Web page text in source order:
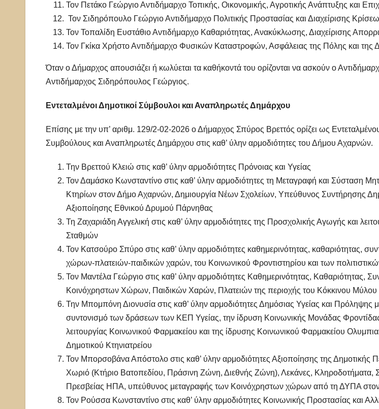
Τον Πετάκο Γεώργιο Αντιδήμαρχο Τοπικής, Οικονομικής, Αγροτικής Ανάπτυξης και
Τον Σιδηρόπουλο Γεώργιο Αντιδήμαρχο Πολιτικής Προστασίας και Διαχείρισης
Τον Τοπαλίδη Ευστάθιο Αντιδήμαρχο Καθαριότητας, Ανακύκλωσης, Διαχείρισης
Τον Γκίκα Χρήστο Αντιδήμαρχο Φυσικών Καταστροφών, Ασφάλειας της Πόλης και της
Όταν ο Δήμαρχος απουσιάζει ή κωλύεται τα καθήκοντά του ορίζονται να ασκούν ο
Αντιδήμαρχος Σιδηρόπουλος Γεώργιος.
Εντεταλμένοι Δημοτικοί Σύμβουλοι και Αναπληρωτές Δημάρχου
Επίσης με την υπ’ αριθμ. 129/2-02-2026 ο Δήμαρχος Σπύρος Βρεττός ορίζει ως
Συμβούλους και Αναπληρωτές Δημάρχου στις καθ’ ύλην αρμοδιότητες του Δήμου Αχαρνών.
Την Βρεττού Κλειώ στις καθ’ ύλην αρμοδιότητες Πρόνοιας και Υγείας
Τον Δαμάσκο Κωνσταντίνο στις καθ’ ύλην αρμοδιότητες τη Μεταγραφή και Σύσταση
Κτηρίων στον Δήμο Αχαρνών, Δημιουργία Νέων Σχολείων, Υπεύθυνος Συντήρησης
Αξιοποίησης Εθνικού Δρυμού Πάρνηθας
Τη Ζαχαριάδη Αγγελική στις καθ’ ύλην αρμοδιότητες της Προσχολικής Αγωγής και
Σταθμών
Τον Κατσούρο Σπύρο στις καθ’ ύλην αρμοδιότητες καθημερινότητας, καθαριότητας,
χώρων-πλατειών-παιδικών χαρών, του Κοινωνικού Φροντιστηρίου και των
Τον Μαντέλα Γεώργιο στις καθ’ ύλην αρμοδιότητες Καθημερινότητας, Καθαριότητας,
Κοινόχρηστων Χώρων, Παιδικών Χαρών, Πλατειών της περιοχής του Κόκκινου Μύλου
Την Μπομπόνη Διονυσία στις καθ’ ύλην αρμοδιότητες Δημόσιας Υγείας και Πρόληψης
συντονισμό των δράσεων των ΚΕΠ Υγείας, την ίδρυση Κοινωνικής Μονάδας
λειτουργίας Κοινωνικού Φαρμακείου και της ίδρυσης Κοινωνικού Φαρμακείου
Δημοτικού Κτηνιατρείου
Τον Μπορσοβάνα Απόστολο στις καθ’ ύλην αρμοδιότητες Αξιοποίησης της Δημοτικής
Χωριό (Κτήριο Βατοπεδίου, Πράσινη Ζώνη, Διεθνής Ζώνη), Λεκάνες, Κληροδοτήματα,
Πρεσβείας ΗΠΑ, υπεύθυνος μεταγραφής των Κοινόχρηστων χώρων από τη ΔΥΠΑ
Τον Ρούσσα Κωνσταντίνο στις καθ’ ύλην αρμοδιότητες Κοινωνικής Προστασίας και